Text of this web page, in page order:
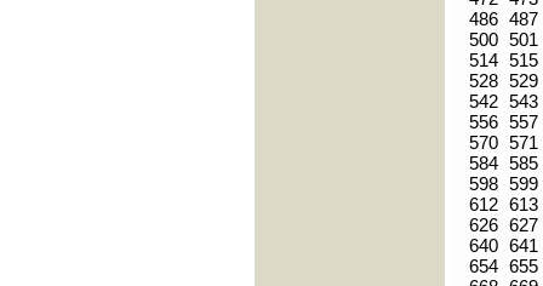
486 487
500 501
514 515
528 529
542 543
556 557
570 571
584 585
598 599
612 613
626 627
640 641
654 655